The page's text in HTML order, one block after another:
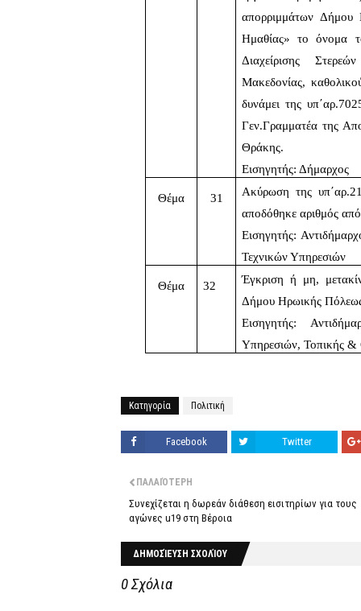
απορριμμάτων Δήμου
Ημαθίας» το όνομα
Διαχείρισης
Μακεδονίας,
δυνάμει της
Γεν.Γραμματέα της
Θράκης.
Εισηγητής: Δήμαρχος
Θέμα 31
Ακύρωση της
αποδόθηκε αριθμός
Εισηγητής:
Τεχνικών Υπηρεσιών
Θέμα 32
Έγκριση ή μη,
Δήμου Ηρωικής
Εισηγητής:
Υπηρεσιών, Τοπικής &
Κατηγορία Πολιτική
Facebook Twitter
ΠΑΛΑΙΌΤΕΡΗ
Συνεχίζεται η δωρεάν διάθεση εισιτηρίων για τους
αγώνες u19 στη Βέροια
ΔΗΜΟΣΊΕΥΣΗ ΣΧΟΛΊΟΥ
0 Σχόλια